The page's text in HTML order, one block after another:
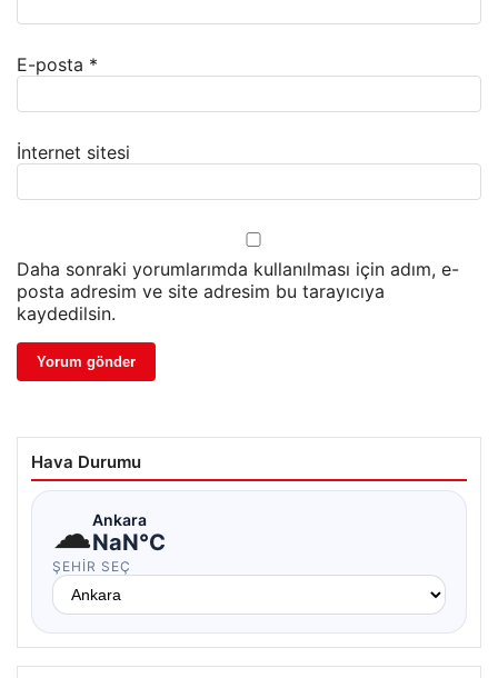
E-posta *
İnternet sitesi
Daha sonraki yorumlarımda kullanılması için adım, e-
posta adresim ve site adresim bu tarayıcıya
kaydedilsin.
Hava Durumu
☁Ankara
NaN°C
ŞEHIR SEÇ